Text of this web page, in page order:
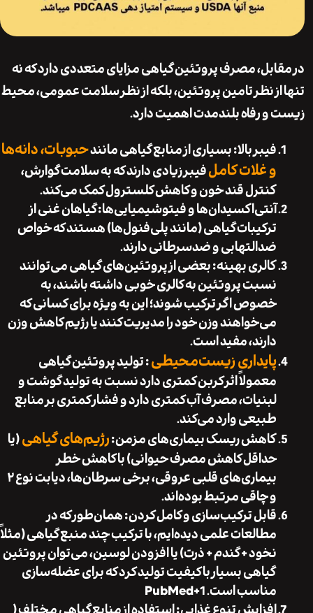
مصرف پروتئین گیاهی مزایای متعددی دارد که نه
نظر تامین پروتئین، بلکه از نظر سلامت عمومی، محیط
رفاه بلندمدت اهمیت دارد.
فیبر بالا: بسیاری از منابع گیاهی مانندحبوبات، دانه‌ها
و غلات کاملفیبر زیادی دارند که به سلامت گوارش،
کنترل قند خون و کاهش کلسترول کمک می‌کند.
آنتی‌اکسیدان‌ها و فیتوشیمیایی‌ها: گیاهان غنی از
ترکیبات گیاهی (مانند پلی‌فنول‌ها) هستند که خواص
ضدالتهابی و ضد‌سرطانی دارند.
کالری بهینه: بعضی از پروتئین‌های گیاهی می‌توانند
نسبت پروتئین به کالری خوبی داشته باشند، به
خصوص اگر ترکیب شوند؛ این به ویژه برای کسانی که
می‌خواهند وزن خود را مدیریت کنند یا رژیم کاهش وزن
دارند، مفید است.
پایداری زیست‌محیطی: تولید پروتئین گیاهی
معمولاً اثر کربن کمتری دارد نسبت به تولید گوشت و
لبنیات، مصرف آب کمتری دارد و فشار کمتری بر منابع
طبیعی وارد می‌کند.
کاهش ریسک بیماری‌های مزمن:رژیم‌های گیاهی(یا
حداقل کاهش مصرف حیوانی) با کاهش خطر
بیماری‌های قلبی عروقی، برخی سرطان‌ها، دیابت نوع ۲
و چاقی مرتبط بوده‌اند.
قابل ترکیب‌سازی و کامل کردن: همان‌طور که در
مطالعات علمی دیده‌ایم، با ترکیب چند منبع گیاهی (مثلاً
نخود + گندم + ذرت) یا افزودن لوسین، می‌توان پروتئین
گیاهی بسیار با کیفیت تولید کرد که برای عضله‌سازی
مناسب است. PubMed+1